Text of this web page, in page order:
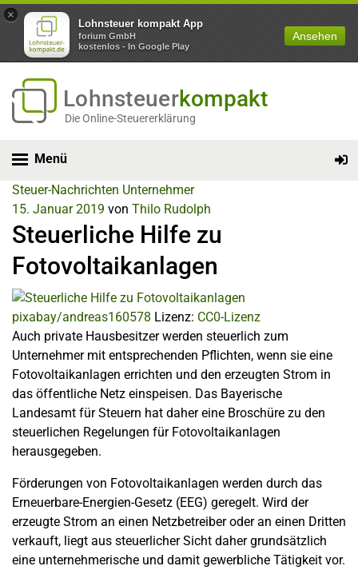
×
Lohnsteuer kompakt App
forium GmbH
kostenlos - In Google Play
Ansehen
Lohnsteuerkompakt
Die Online-Steuererklärung
Menü
Steuer-Nachrichten Unternehmer
15. Januar 2019 von Thilo Rudolph
Steuerliche Hilfe zu
Fotovoltaikanlagen
pixabay/andreas160578 Lizenz: CC0-Lizenz
Auch private Hausbesitzer werden steuerlich zum
Unternehmer mit entsprechenden Pflichten, wenn sie eine
Fotovoltaikanlagen errichten und den erzeugten Strom in
das öffentliche Netz einspeisen. Das Bayerische
Landesamt für Steuern hat daher eine Broschüre zu den
steuerlichen Regelungen für Fotovoltaikanlagen
herausgegeben.
Förderungen von Fotovoltaikanlagen werden durch das
Erneuerbare-Energien-Gesetz (EEG) geregelt. Wird der
erzeugte Strom an einen Netzbetreiber oder an einen Dritten
verkauft, liegt aus steuerlicher Sicht daher grundsätzlich
eine unternehmerische und damit gewerbliche Tätigkeit vor.